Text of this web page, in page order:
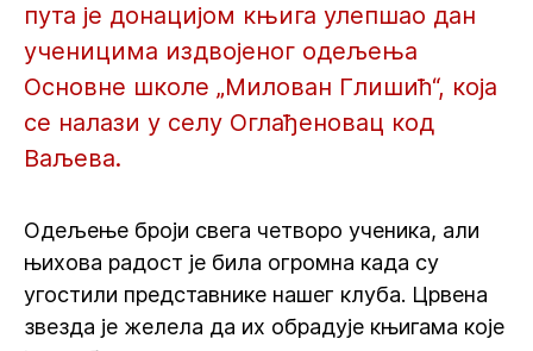
пута је донацијом књига улепшао дан
ученицима издвојеног одељења
Основне школе „Милован Глишић“, која
се налази у селу Оглађеновац код
Ваљева.
Одељење броји свега четворо ученика, али
њихова радост је била огромна када су
угостили представнике нашег клуба. Црвена
звезда је желела да их обрадује књигама које